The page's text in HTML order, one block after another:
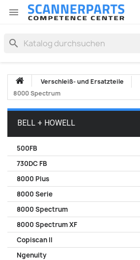

search
Verschleiß- und Ersatzteile
8000 Spectrum
BELL + HOWELL
500FB
730DC FB
8000 Plus
8000 Serie
8000 Spectrum
8000 Spectrum XF
Copiscan II
Ngenuity